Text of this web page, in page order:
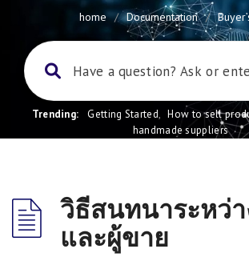
home / Documentation /
Trending: Getting Started, How to sell
handmade suppliers
วิธีสนทนาระหว่
และผู้ขาย